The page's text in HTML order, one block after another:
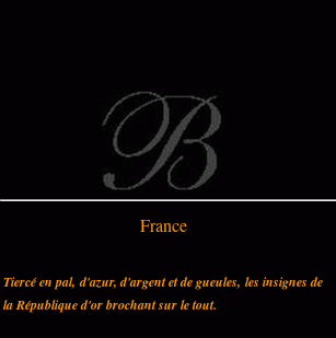
France
Tiercé en pal, d'azur, d'argent et de gueules, les insignes de
la République d'or brochant sur le tout.